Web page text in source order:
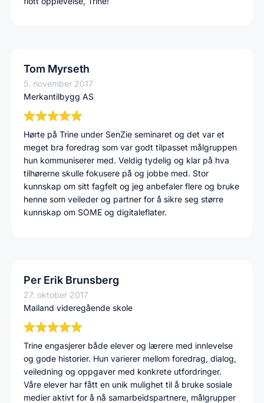
Tom Myrseth
5. november 2017
Merkantilbygg AS
Hørte på Trine under SenZie seminaret og det var et
meget bra foredrag som var godt tilpasset målgruppen
hun kommuniserer med. Veldig tydelig og klar på hva
tilhørerne skulle fokusere på og jobbe med. Stor
kunnskap om sitt fagfelt og jeg anbefaler flere og bruke
henne som veileder og partner for å sikre seg større
kunnskap om SOME og digitaleflater.
Per Erik Brunsberg
27. oktober 2017
Mailand videregående skole
Trine engasjerer både elever og lærere med innlevelse
og gode historier. Hun varierer mellom foredrag, dialog,
veiledning og oppgaver med konkrete utfordringer.
Våre elever har fått en unik mulighet til å bruke sosiale
medier aktivt for å nå samarbeidspartnere, målgrupper